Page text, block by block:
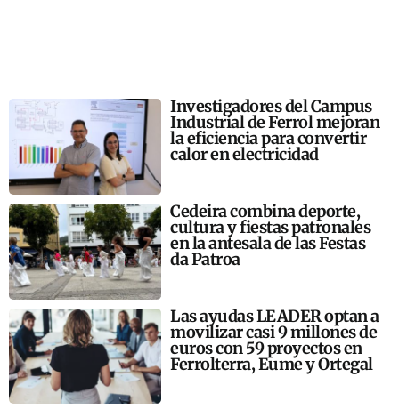
Investigadores del Campus
Industrial de Ferrol mejoran
la eficiencia para convertir
calor en electricidad
Cedeira combina deporte,
cultura y fiestas patronales
en la antesala de las Festas
da Patroa
Las ayudas LEADER optan a
movilizar casi 9 millones de
euros con 59 proyectos en
Ferrolterra, Eume y Ortegal